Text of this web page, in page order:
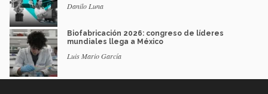
Danilo Luna
Biofabricación 2026: congreso de líderes
mundiales llega a México
Luis Mario García